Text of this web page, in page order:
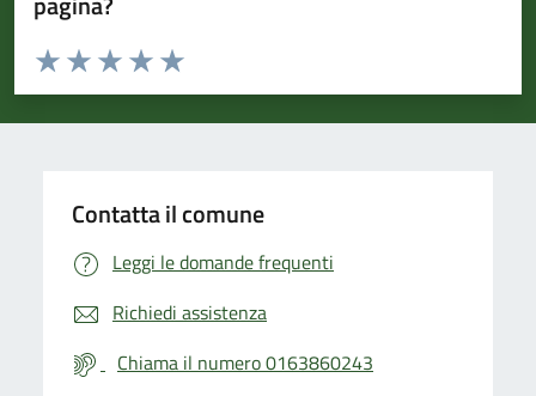
Valuta da 1 a 5 stelle la pagina
Valuta 5 stelle su 5
Valuta 4 stelle su 5
Valuta 3 stelle su 5
Valuta 2 stelle su 5
Valuta 1 stelle su 5
Contatta il comune
Leggi le domande frequenti
Richiedi assistenza
Chiama il numero 0163860243